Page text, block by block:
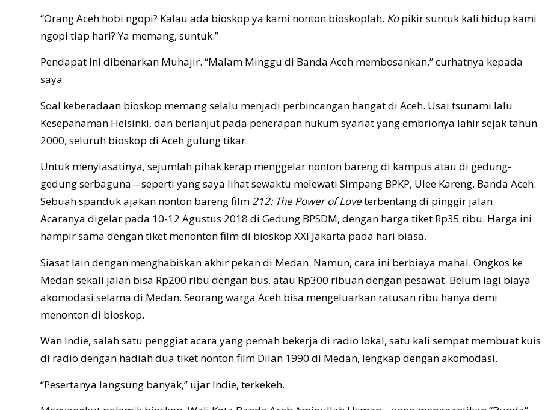
“Orang Aceh hobi ngopi? Kalau ada bioskop ya kami nonton bioskoplah. Kopikir suntuk kali hidup kami
ngopi tiap hari? Ya memang, suntuk.”
Pendapat ini dibenarkan Muhajir. “Malam Minggu di Banda Aceh membosankan,” curhatnya kepada
saya.
Soal keberadaan bioskop memang selalu menjadi perbincangan hangat di Aceh. Usai tsunami lalu
Kesepahaman Helsinki, dan berlanjut pada penerapan hukum syariat yang embrionya lahir sejak tahun
2000, seluruh bioskop di Aceh gulung tikar.
Untuk menyiasatinya, sejumlah pihak kerap menggelar nonton bareng di kampus atau di gedung-
gedung serbaguna—seperti yang saya lihat sewaktu melewati Simpang BPKP, Ulee Kareng, Banda Aceh.
Sebuah spanduk ajakan nonton bareng film 212: The Power of Loveterbentang di pinggir jalan.
Acaranya digelar pada 10-12 Agustus 2018 di Gedung BPSDM, dengan harga tiket Rp35 ribu. Harga ini
hampir sama dengan tiket menonton film di bioskop XXI Jakarta pada hari biasa.
Siasat lain dengan menghabiskan akhir pekan di Medan. Namun, cara ini berbiaya mahal. Ongkos ke
Medan sekali jalan bisa Rp200 ribu dengan bus, atau Rp300 ribuan dengan pesawat. Belum lagi biaya
akomodasi selama di Medan. Seorang warga Aceh bisa mengeluarkan ratusan ribu hanya demi
menonton di bioskop.
Wan Indie, salah satu penggiat acara yang pernah bekerja di radio lokal, satu kali sempat membuat kuis
di radio dengan hadiah dua tiket nonton film Dilan 1990 di Medan, lengkap dengan akomodasi.
“Pesertanya langsung banyak,” ujar Indie, terkekeh.